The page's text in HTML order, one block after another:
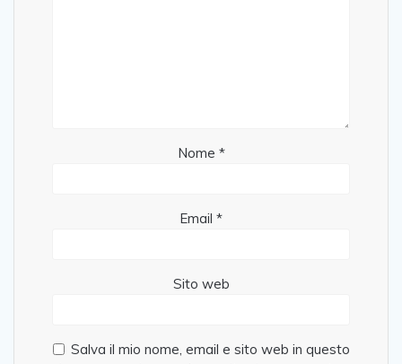
Nome *
Email *
Sito web
Salva il mio nome, email e sito web in questo